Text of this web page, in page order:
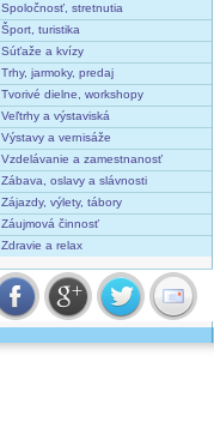
Spoločnosť, stretnutia
Šport, turistika
Súťaže a kvízy
Trhy, jarmoky, predaj
Tvorivé dielne, workshopy
Veľtrhy a výstaviská
Výstavy a vernisáže
Vzdelávanie a zamestnanosť
Zábava, oslavy a slávnosti
Zájazdy, výlety, tábory
Záujmová činnosť
Zdravie a relax